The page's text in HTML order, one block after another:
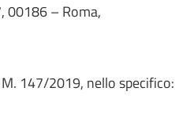
00186 – Roma,
147/2019, nello